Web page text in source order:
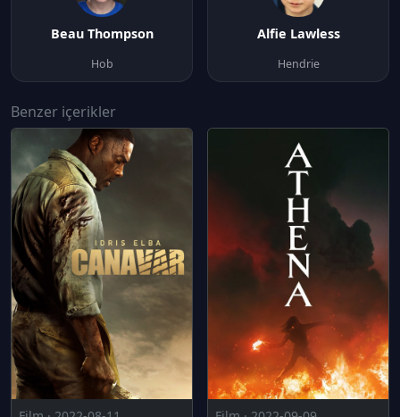
Beau Thompson
Hob
Alfie Lawless
Hendrie
Benzer içerikler